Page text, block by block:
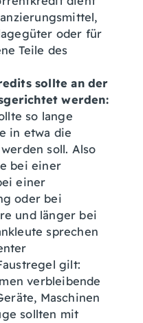
oder für
Teile des
sollte an der
werden:
so lange
in etwa die
soll. Also
bei einer
einer
oder bei
und länger bei
sprechen
gilt:
verbleibende
Maschinen
sollten mit